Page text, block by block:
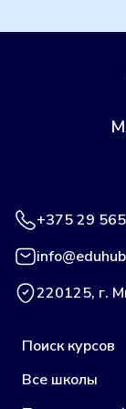
Поиск курсов
Все школы
+375 29
220125, г.